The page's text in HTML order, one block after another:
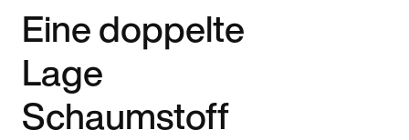
Eine doppelte
Lage
Schaumstoff